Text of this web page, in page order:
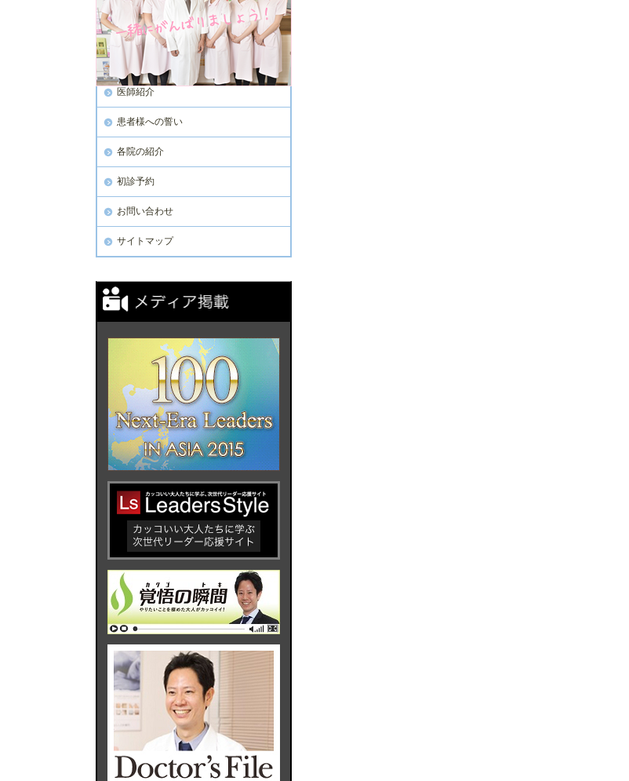
医師紹介
患者様への誓い
各院の紹介
初診予約
お問い合わせ
サイトマップ